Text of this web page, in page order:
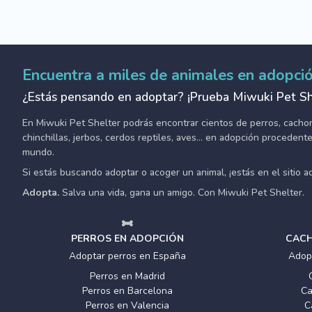
Encuentra a miles de animales en
¿Estás pensando en adoptar? ¡Prueba Miwuki Pet
En Miwuki Pet Shelter podrás encontrar cientos de perros,
chinchillas, jerbos, cerdos reptiles, aves... en adopción
mundo.
Si estás buscando adoptar o acoger un animal, ¡estás en el sitio
Adopta. Salva una vida, gana un amigo. Con Miwuki Pet Shelter.
PERROS EN ADOPCIÓN
Adoptar perros en España
Perros en Madrid
Perros en Barcelona
Perros en Valencia